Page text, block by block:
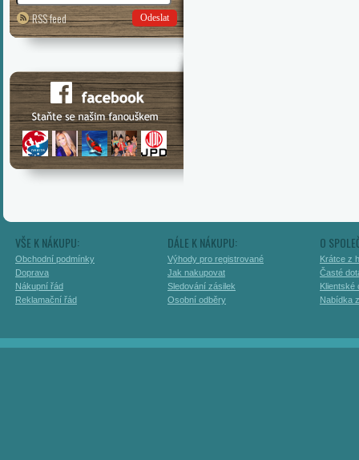
RSS feed Odeslat
VŠE K NÁKUPU:
Obchodní podmínky
Doprava
Nákupní řád
Reklamační řád
DÁLE K NÁKUPU:
Výhody pro registrované
Jak nakupovat
Sledování zásilek
Osobní odběry
O
Krátce z
Časté
Klientské
Nabídka